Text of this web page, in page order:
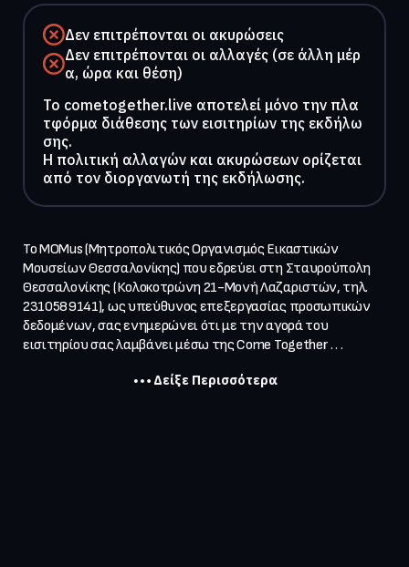
Δεν επιτρέπονται οι ακυρώσεις
Δεν επιτρέπονται οι αλλαγές (σε άλλη μέρ
α, ώρα και θέση)
To cometogether.live αποτελεί μόνο την πλα
τφόρμα διάθεσης των εισιτηρίων της εκδήλω
σης.
Η πολιτική αλλαγών και ακυρώσεων ορίζεται
από τον διοργανωτή της εκδήλωσης.
Το MOMus (Μητροπολιτικός Οργανισμός Εικαστικών
Μουσείων Θεσσαλονίκης) που εδρεύει στη Σταυρούπολη
Θεσσαλονίκης (Κολοκοτρώνη 21-Μονή Λαζαριστών, τηλ.
2310589141), ως υπεύθυνος επεξεργασίας προσωπικών
δεδομένων, σας ενημερώνει ότι με την αγορά του
εισιτηρίου σας λαμβάνει μέσω της Come Together . . .
Δείξε Περισσότερα